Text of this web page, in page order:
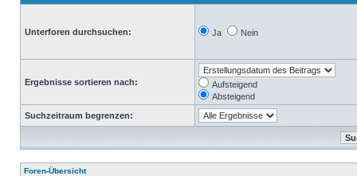
Unterforen durchsuchen: Ja Nein
Ergebnisse sortieren nach:
Aufsteigend
Absteigend
Suchzeitraum begrenzen:
Foren-Übersicht